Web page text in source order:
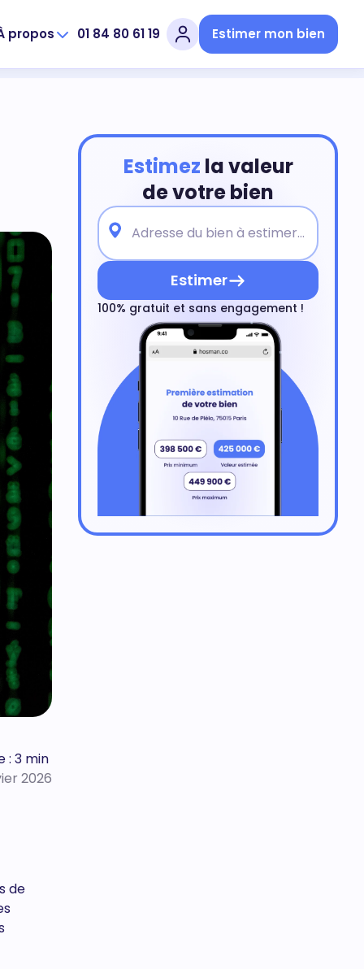
propos 01 84 80 61 19 Estimer mon bien
: 3 min
2026
de
Estimez la valeur
de votre bien
Estimer
100% gratuit et sans engagement !